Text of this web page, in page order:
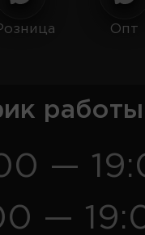
Опт
—
—